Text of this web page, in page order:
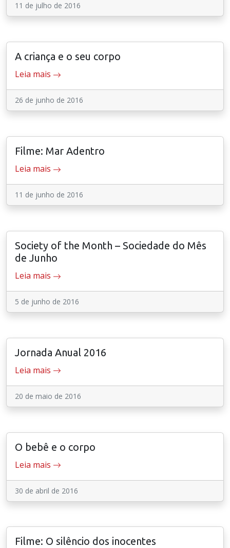
11 de julho de 2016
A criança e o seu corpo
Leia mais
26 de junho de 2016
Filme: Mar Adentro
Leia mais
11 de junho de 2016
Society of the Month – Sociedade do Mês
de Junho
Leia mais
5 de junho de 2016
Jornada Anual 2016
Leia mais
20 de maio de 2016
O bebê e o corpo
Leia mais
30 de abril de 2016
Filme: O silêncio dos inocentes